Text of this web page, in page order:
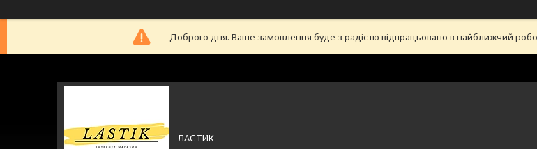
Доброго дня. Ваше замовлення буде з радістю відпрацьовано в найближчий
ЛАСТИК